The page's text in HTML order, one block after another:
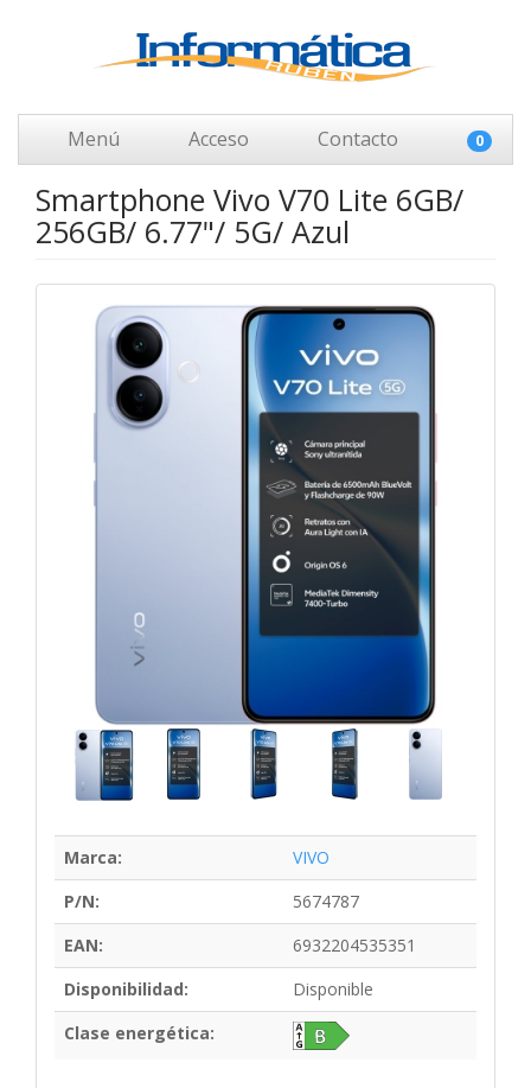
Menú Acceso Contacto 0
Smartphone Vivo V70 Lite 6GB/
256GB/ 6.77"/ 5G/ Azul
Marca:
VIVO
P/N:
5674787
EAN:
6932204535351
Disponibilidad:
Disponible
Clase energética: